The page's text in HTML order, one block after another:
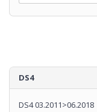
DS4
DS4 03.2011>06.2018